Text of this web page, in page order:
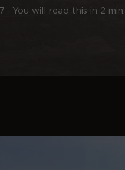
· You will read this in 2 min.